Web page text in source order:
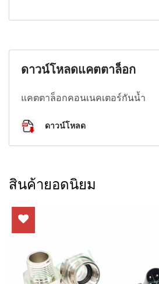
ดาวน์โหลดแคตตาล็อก
แคตตาล็อกคอนเนคเตอร์กันน้ำ
ดาวน์โหลด
สินค้ายอดนิยม